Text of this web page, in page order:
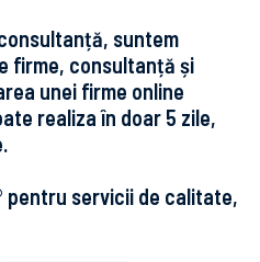
suntem
firme, consultanță și
unei firme online
realiza în doar 5 zile,
pentru servicii de calitate,